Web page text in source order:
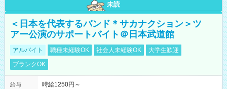
未読
＜日本を代表するバンド＊サカナクション＞ツ
アー公演のサポートバイト＠日本武道館
アルバイト 職種未経験OK 社会人未経験OK
大学生歓迎
ブランクOK
給与
時給1250円～